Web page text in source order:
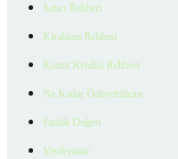
Satıcı Rehberi
Kiralama Rehberi
Konut Kredisi Rehberi
Ne Kadar Ödeyebilirim
Emlak Değeri
Verilerimiz